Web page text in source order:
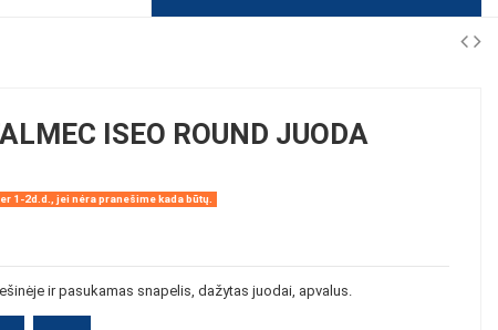
ISEO ROUND JUODA
1-2d.d., jei nėra pranešime kada būtų.
ir pasukamas snapelis, dažytas juodai, apvalus.